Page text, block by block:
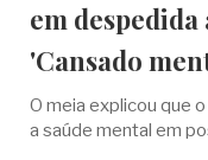
em despedida
'Cansado
O meia explicou que
a saúde mental em